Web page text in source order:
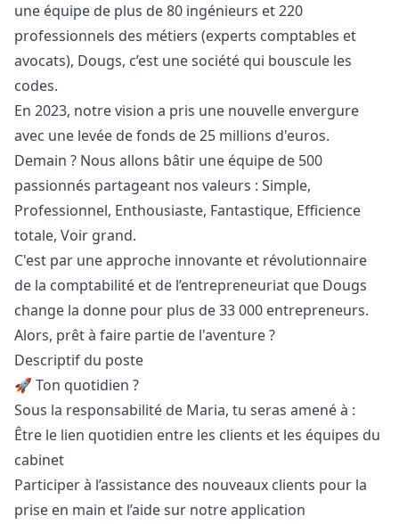
une équipe de plus de 80 ingénieurs et 220
professionnels des métiers (experts comptables et
avocats), Dougs, c’est une société qui bouscule les
codes.
En 2023, notre vision a pris une nouvelle envergure
avec une levée de fonds de 25 millions d'euros.
Demain ? Nous allons bâtir une équipe de 500
passionnés partageant nos valeurs : Simple,
Professionnel, Enthousiaste, Fantastique, Efficience
totale, Voir grand.
C'est par une approche innovante et révolutionnaire
de la comptabilité et de l’entrepreneuriat que Dougs
change la donne pour plus de 33 000 entrepreneurs.
Alors, prêt à faire partie de l'aventure ?
Descriptif du poste
🚀 Ton quotidien ?
Sous la responsabilité de Maria, tu seras amené à :
Être le lien quotidien entre les clients et les équipes du
cabinet
Participer à l’assistance des nouveaux clients pour la
prise en main et l’aide sur notre application